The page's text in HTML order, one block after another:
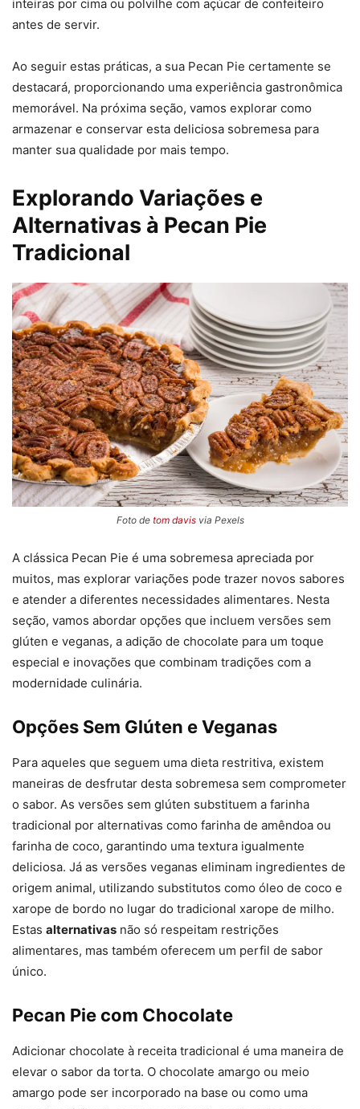
inteiras por cima ou polvilhe com açúcar de confeiteiro
antes de servir.
Ao seguir estas práticas, a sua Pecan Pie certamente se
destacará, proporcionando uma experiência gastronômica
memorável. Na próxima seção, vamos explorar como
armazenar e conservar esta deliciosa sobremesa para
manter sua qualidade por mais tempo.
Explorando Variações e
Alternativas à Pecan Pie
Tradicional
Foto de tom davisvia Pexels
A clássica Pecan Pie é uma sobremesa apreciada por
muitos, mas explorar variações pode trazer novos sabores
e atender a diferentes necessidades alimentares. Nesta
seção, vamos abordar opções que incluem versões sem
glúten e veganas, a adição de chocolate para um toque
especial e inovações que combinam tradições com a
modernidade culinária.
Opções Sem Glúten e Veganas
Para aqueles que seguem uma dieta restritiva, existem
maneiras de desfrutar desta sobremesa sem comprometer
o sabor. As versões sem glúten substituem a farinha
tradicional por alternativas como farinha de amêndoa ou
farinha de coco, garantindo uma textura igualmente
deliciosa. Já as versões veganas eliminam ingredientes de
origem animal, utilizando substitutos como óleo de coco e
xarope de bordo no lugar do tradicional xarope de milho.
Estas alternativas não só respeitam restrições
alimentares, mas também oferecem um perfil de sabor
único.
Pecan Pie com Chocolate
Adicionar chocolate à receita tradicional é uma maneira de
elevar o sabor da torta. O chocolate amargo ou meio
amargo pode ser incorporado na base ou como uma